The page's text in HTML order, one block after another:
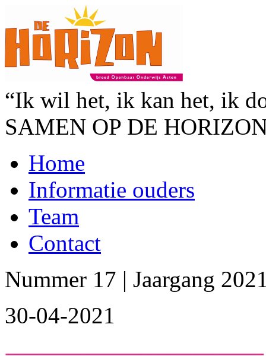
“Ik wil het, ik kan het, ik
SAMEN OP DE
Home
Informatie ouders
Team
Contact
Nummer 17 | Jaargang
30-04-2021